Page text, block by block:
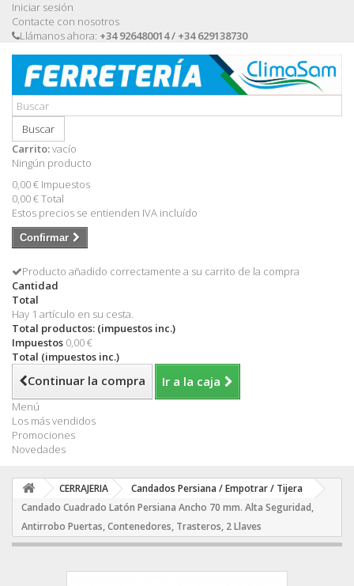
Iniciar sesión
Contacte con nosotros
Llámanos ahora: +34 926480014 / +34 629138730
Buscar
Carrito:vacío
Ningún producto
0,00 € Impuestos
0,00 €Total
Estos precios se entienden IVA incluído
Confirmar
Producto añadido correctamente a su carrito de la compra
Cantidad
Total
Hay 1 artículo en su cesta.
Total productos: (impuestos inc.)
Impuestos 0,00 €
Total (impuestos inc.)
Continuar la compra Ir a la caja
Menú
Los más vendidos
Promociones
Novedades
CERRAJERIA
Candados Persiana / Empotrar / Tijera
Candado Cuadrado Latón Persiana Ancho 70 mm. Alta Seguridad,
Antirrobo Puertas, Contenedores, Trasteros, 2 Llaves